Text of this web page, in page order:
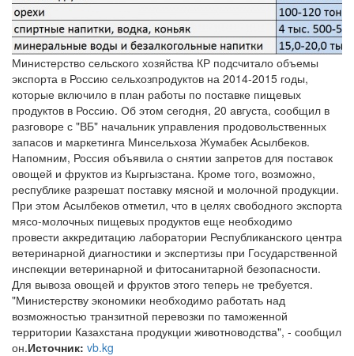
Министерство сельского хозяйства КР подсчитало объемы
экспорта в Россию сельхозпродуктов на 2014-2015 годы,
которые включило в план работы по поставке пищевых
продуктов в Россию. Об этом сегодня, 20 августа, сообщил в
разговоре с "ВБ" начальник управления продовольственных
запасов и маркетинга Минсельхоза Жумабек Асылбеков.
Напомним, Россия объявила о снятии запретов для поставок
овощей и фруктов из Кыргызстана. Кроме того, возможно,
республике разрешат поставку мясной и молочной продукции.
При этом Асылбеков отметил, что в целях свободного экспорта
мясо-молочных пищевых продуктов еще необходимо
провести аккредитацию лаборатории Республиканского центра
ветеринарной диагностики и экспертизы при Государственной
инспекции ветеринарной и фитосанитарной безопасности.
Для вывоза овощей и фруктов этого теперь не требуется.
"Министерству экономики необходимо работать над
возможностью транзитной перевозки по таможенной
территории Казахстана продукции животноводства", - сообщил
он.Источник: vb.kg